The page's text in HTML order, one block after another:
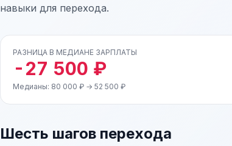
навыки для перехода.
РАЗНИЦА В МЕДИАНЕ ЗАРПЛАТЫ
-27 500 ₽
Медианы: 80 000 ₽ → 52 500 ₽
Шесть шагов перехода